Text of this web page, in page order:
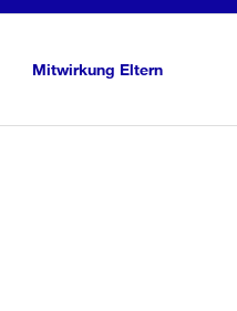
Mitwirkung Eltern